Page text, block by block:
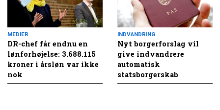
MEDIER
DR-chef får endnu en
lønforhøjelse: 3.688.115
kroner i årsløn var ikke
nok
INDVANDRING
Nyt borgerforslag vil
give indvandrere
automatisk
statsborgerskab